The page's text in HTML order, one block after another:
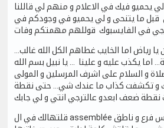
يحميو فيك في الاعلام و منهم لي قاللنا
قبل ما يتنحى و لي يحميو في وجودكم في
رياض اما الخايب غطاهم الكل الله غالب…
اما يكذب عليه و علينا … يا نبيل بسم الله
و السلام على اشرف المرسلين و المولى
و تكشفت كذاب ما عندك شي… حتى نقطة
نقطة ضعف ابعدو عالترجي انتي و لي جابك
قلتهالك في ال assemblée ما تنجمش تكون رئيس فرع و ناطق